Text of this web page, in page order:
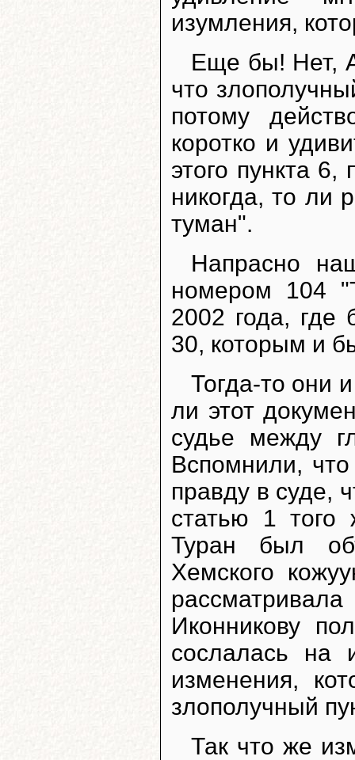
изумления,
Еще бы! Нет,
что
потому
коротко и
этого пункта
никогда, то ли
туман".
Напрасно
номером 104
2002 года,
30, которым и
Тогда-то они
ли этот
судье между
Вспомнили,
правду в суде,
статью 1 того
Туран был
Хемского
Иконникову
сослалась на
изменения,
злополучный
Так что же